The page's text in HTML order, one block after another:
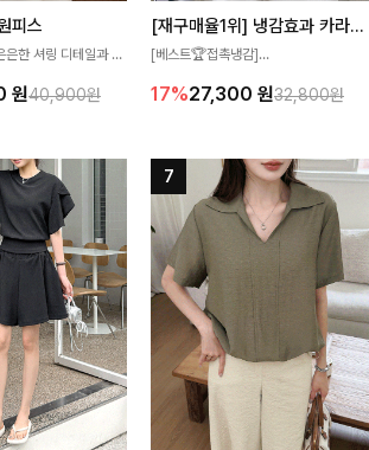
피스
한 셔링 디테일과 퍼
리 스모크 밴딩이 슬
원40,900원
[재구매율1위] 냉감효과 카라니트
[베스트🏆접촉냉감]
고 가벼운 소재감으로 여름에도 시원하게
17%27,300 원32,800원